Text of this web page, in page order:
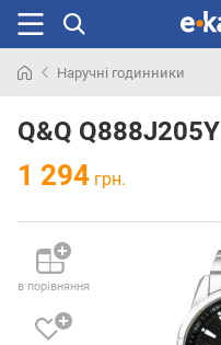
раніше
Наручні годинники
Q&Q Q888J205Y
1 294 грн.
в порівняння